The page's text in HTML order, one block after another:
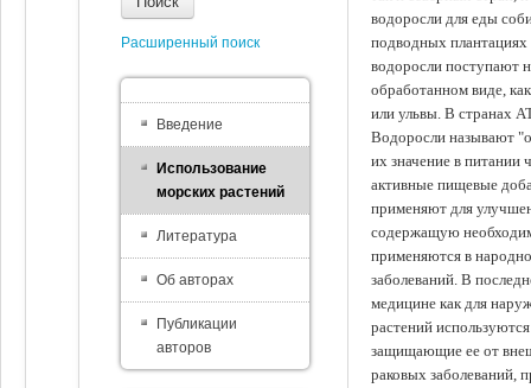
водоросли для еды
подводных
водоросли поступают
обработанном виде,
или ульвы. В странах
Водоросли называют
их значение в питании
активные пищевые
применяют для
содержащую
применяются в
заболеваний. В
медицине как для
растений
защищающие ее от
раковых заболеваний,
Расширенный поиск
Введение
Использование
морских растений
Литература
Об авторах
Публикации
авторов